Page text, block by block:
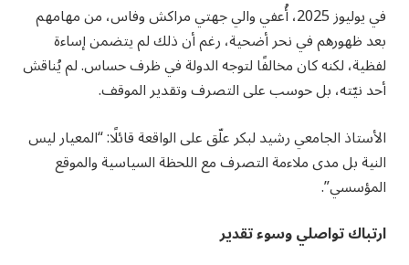
في يوليوز 2025، أُعفي والي جهتي مراكش وفاس، من مهامهم
بعد ظهورهم في نحر أضحية، رغم أن ذلك لم يتضمن إساءة
لفظية، لكنه كان مخالفًا لتوجه الدولة في ظرف حساس. لم يُناقش
أحد نيّته، بل حوسب على التصرف وتقدير الموقف.
الأستاذ الجامعي رشيد لبكر علّق على الواقعة قائلًا: “المعيار ليس
النية بل مدى ملاءمة التصرف مع اللحظة السياسية والموقع
المؤسسي”.
ارتباك تواصلي وسوء تقدير